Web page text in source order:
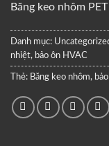
Băng keo nhôm
Danh mục:
nhiệt, bảo ôn HVAC
Thẻ: Băng keo nhôm,